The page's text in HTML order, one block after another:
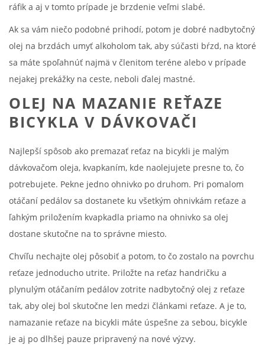
ráfik a aj v tomto prípade je brzdenie veľmi slabé.
Ak sa vám niečo podobné prihodí, potom je dobré nadbytočný
olej na brzdách umyť alkoholom tak, aby súčasti bŕzd, na ktoré
sa máte spoľahnúť najmä v členitom teréne alebo v prípade
nejakej prekážky na ceste, neboli ďalej mastné.
OLEJ NA MAZANIE REŤAZE
BICYKLA V DÁVKOVAČI
Najlepší spôsob ako premazať reťaz na bicykli je malým
dávkovačom oleja, kvapkaním, kde naolejujete presne to, čo
potrebujete. Pekne jedno ohnivko po druhom. Pri pomalom
otáčaní pedálov sa dostanete ku všetkým ohnivkám reťaze a
ľahkým priložením kvapkadla priamo na ohnivko sa olej
dostane skutočne na to správne miesto.
Chvíľu nechajte olej pôsobiť a potom, to čo zostalo na povrchu
reťaze jednoducho utrite. Priložte na reťaz handričku a
plynulým otáčaním pedálov zotrite nadbytočný olej z reťaze
tak, aby olej bol skutočne len medzi článkami reťaze. A je to,
namazanie reťaze na bicykli máte úspešne za sebou, bicykle
je aj po dlhšej pauze pripravený na nové výzvy.